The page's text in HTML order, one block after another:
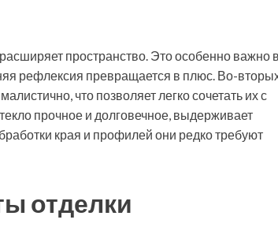
пространство. Это особенно важно в
рефлексия превращается в плюс. Во-
что позволяет легко сочетать их с
прочное и долговечное, выдерживает
края и профилей они редко требуют
отделки